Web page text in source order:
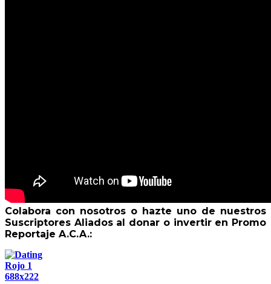
Colabora con nosotros o hazte uno de nuestros
Suscriptores Aliados al donar o invertir en Promo
Reportaje A.C.A.: